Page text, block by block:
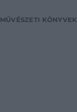
MŰVÉSZETI KÖNYVEK